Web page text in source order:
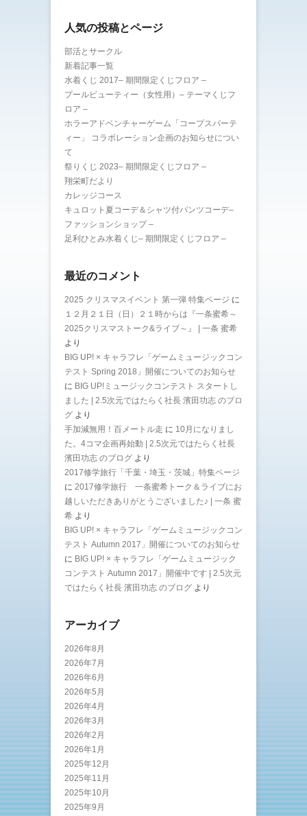
人気の投稿とページ
部活とサークル
新着記事一覧
水着くじ 2017– 期間限定くじフロア –
プールビューティー（女性用）– テーマくじフ
ロア –
ホラーアドベンチャーゲーム「コープスパーテ
ィー」 コラボレーション企画のお知らせについ
て
祭りくじ 2023– 期間限定くじフロア –
翔栄町だより
カレッジコース
キュロット夏コーデ＆シャツ付パンツコーデ–
ファッションショップ –
足利ひとみ水着くじ– 期間限定くじフロア –
最近のコメント
2025 クリスマスイベント 第一弾 特集ページ に
１２月２１日（日）２１時からは『一条蜜希～
2025クリスマストーク&ライブ～』 | 一条 蜜希
より
BIG UP! × キャラフレ「ゲームミュージックコン
テスト Spring 2018」開催についてのお知らせ
に BIG UP!ミュージックコンテスト スタートし
ました | 2.5次元ではたらく社長 濱田功志 のブロ
グ より
手加減無用！百メートル走 に 10月になりまし
た。4コマ企画再始動 | 2.5次元ではたらく社長
濱田功志 のブログ より
2017修学旅行「千葉・埼玉・茨城」特集ページ
に 2017修学旅行 一条蜜希トーク＆ライブにお
越しいただきありがとうございました♪ | 一条 蜜
希 より
BIG UP! × キャラフレ「ゲームミュージックコン
テスト Autumn 2017」開催についてのお知らせ
に BIG UP! × キャラフレ「ゲームミュージック
コンテスト Autumn 2017」開催中です | 2.5次元
ではたらく社長 濱田功志 のブログ より
アーカイブ
2026年8月
2026年7月
2026年6月
2026年5月
2026年4月
2026年3月
2026年2月
2026年1月
2025年12月
2025年11月
2025年10月
2025年9月